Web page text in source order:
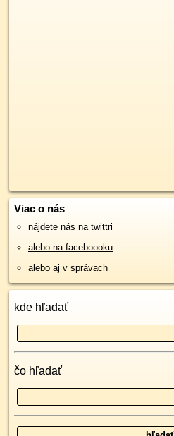
Viac o nás
nájdete nás na twittri
alebo na faceboooku
alebo aj v správach
kde hľadať
čo hľadať